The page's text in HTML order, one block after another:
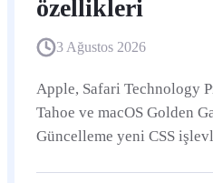
özellikleri
3 Ağustos 2026
Apple, Safari Technology
Tahoe ve macOS Golden
Güncelleme yeni CSS